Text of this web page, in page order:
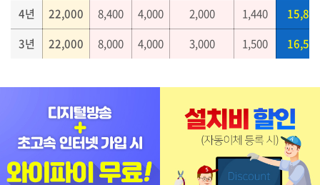
4년
22,000 8,400 4,000 2,000 1,440
3년
22,000 8,000 4,000 3,000 1,500